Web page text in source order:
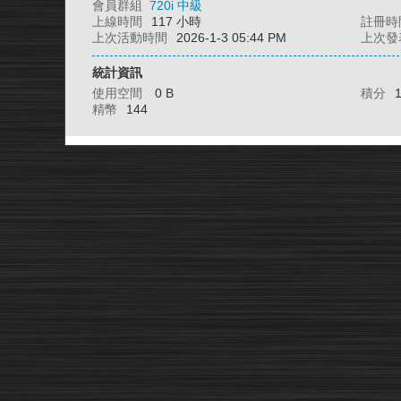
會員群組 720i 中級
上線時間
117 小時
註冊時
上次活動時間
2026-1-3 05:44 PM 上次
統計資訊
使用空間
0 B 積分
精幣
144